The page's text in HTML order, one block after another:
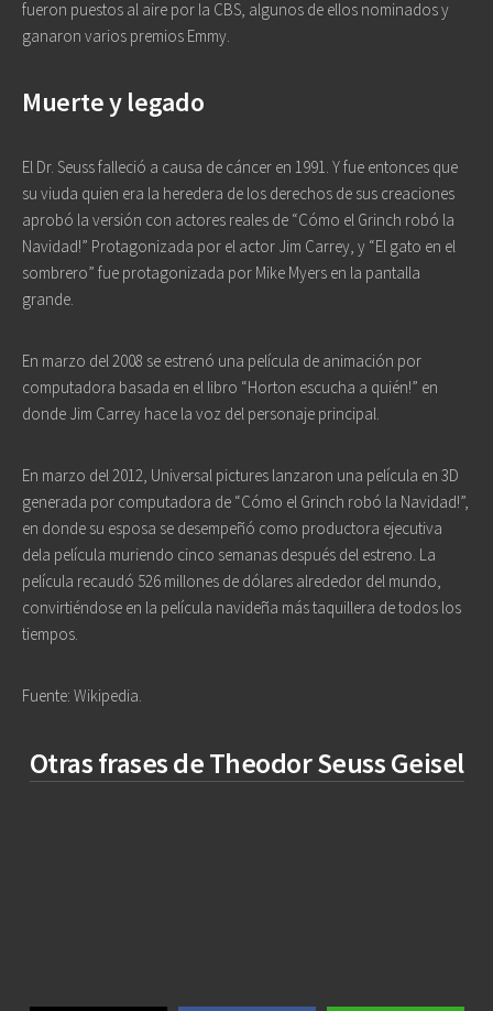
fueron puestos al aire por la CBS, algunos de ellos nominados y
ganaron varios premios Emmy.
Muerte y legado
El Dr. Seuss falleció a causa de cáncer en 1991. Y fue entonces que
su viuda quien era la heredera de los derechos de sus creaciones
aprobó la versión con actores reales de “Cómo el Grinch robó la
Navidad!” Protagonizada por el actor Jim Carrey, y “El gato en el
sombrero” fue protagonizada por Mike Myers en la pantalla
grande.
En marzo del 2008 se estrenó una película de animación por
computadora basada en el libro “Horton escucha a quién!” en
donde Jim Carrey hace la voz del personaje principal.
En marzo del 2012, Universal pictures lanzaron una película en 3D
generada por computadora de “Cómo el Grinch robó la Navidad!”,
en donde su esposa se desempeñó como productora ejecutiva
dela película muriendo cinco semanas después del estreno. La
película recaudó 526 millones de dólares alrededor del mundo,
convirtiéndose en la película navideña más taquillera de todos los
tiempos.
Fuente: Wikipedia.
Otras frases de Theodor Seuss Geisel